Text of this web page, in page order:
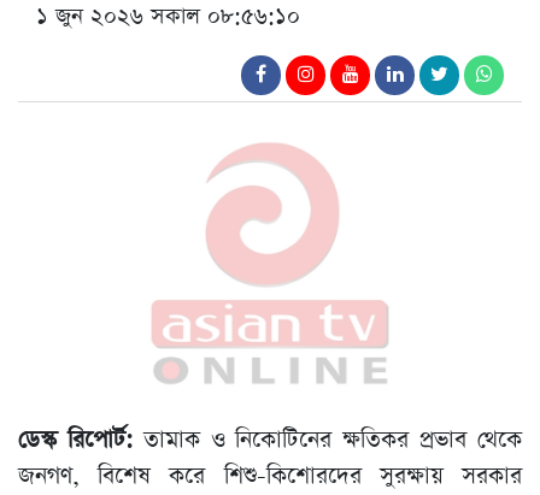
১ জুন ২০২৬ সকাল ০৮:৫৬:১০
ডেস্ক রিপোর্ট:তামাক ও নিকোটিনের ক্ষতিকর প্রভাব থেকে
জনগণ, বিশেষ করে শিশু-কিশোরদের সুরক্ষায় সরকার